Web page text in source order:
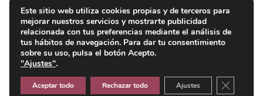
MENÚ
Este sitio web utiliza cookies propias y de terceros para
mejorar nuestros servicios y mostrarte publicidad
relacionada con tus preferencias mediante el análisis de
tus hábitos de navegación. Para dar tu consentimiento
sobre su uso, pulsa el botón Acepto.
"Ajustes".
Aceptar todo Rechazar todo Ajustes Cerrar el